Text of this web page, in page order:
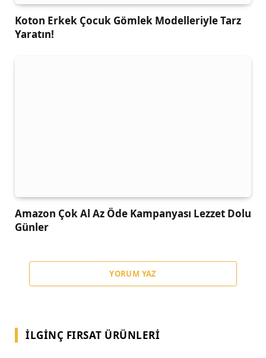
Koton Erkek Çocuk Gömlek Modelleriyle Tarz
Yaratın!
Amazon Çok Al Az Öde Kampanyası Lezzet Dolu
Günler
YORUM YAZ
İLGINÇ FIRSAT ÜRÜNLERI